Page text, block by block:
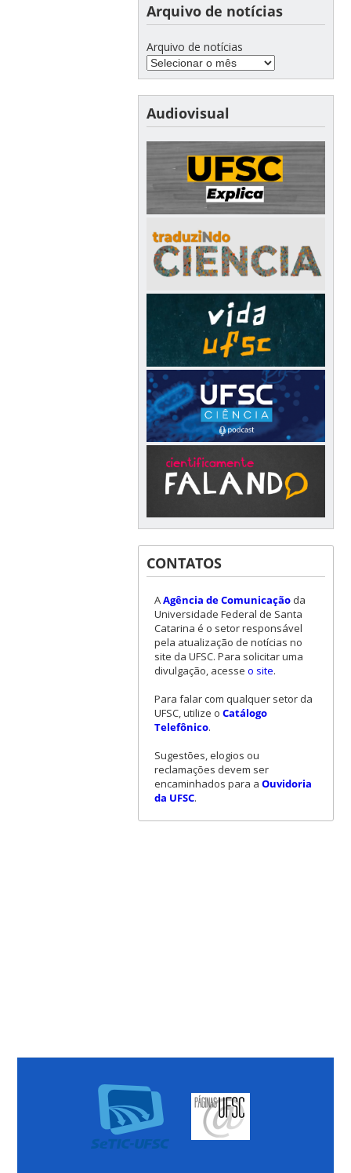
Arquivo de notícias
Arquivo de notícias
Audiovisual
CONTATOS
AAgência de Comunicaçãoda
Universidade Federal de Santa
Catarina é o setor responsável
pela atualização de notícias no
site da UFSC. Para solicitar uma
divulgação, acesse o site.
Para falar com qualquer setor da
UFSC, utilize o Catálogo
Telefônico.
Sugestões, elogios ou
reclamações devem ser
encaminhados para a Ouvidoria
da UFSC.